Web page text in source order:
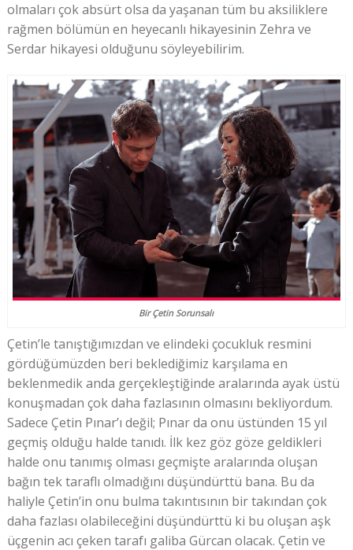
olmaları çok absürt olsa da yaşanan tüm bu aksiliklere
rağmen bölümün en heyecanlı hikayesinin Zehra ve
Serdar hikayesi olduğunu söyleyebilirim.
Bir Çetin Sorunsalı
Çetin’le tanıştığımızdan ve elindeki çocukluk resmini
gördüğümüzden beri beklediğimiz karşılama en
beklenmedik anda gerçekleştiğinde aralarında ayak üstü
konuşmadan çok daha fazlasının olmasını bekliyordum.
Sadece Çetin Pınar’ı değil; Pınar da onu üstünden 15 yıl
geçmiş olduğu halde tanıdı. İlk kez göz göze geldikleri
halde onu tanımış olması geçmişte aralarında oluşan
bağın tek taraflı olmadığını düşündürttü bana. Bu da
haliyle Çetin’in onu bulma takıntısının bir takından çok
daha fazlası olabileceğini düşündürttü ki bu oluşan aşk
üçgenin acı çeken tarafı galiba Gürcan olacak. Çetin ve